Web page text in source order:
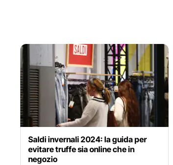
Saldi invernali 2024: la guida per
evitare truffe sia online che in
negozio